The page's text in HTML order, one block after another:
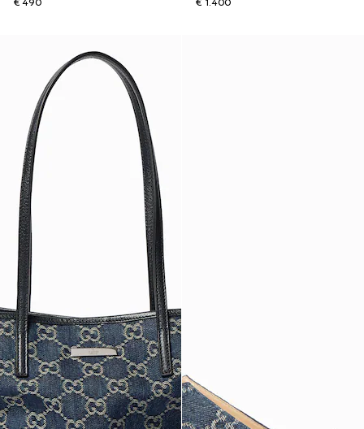
€ 490 € 1.400